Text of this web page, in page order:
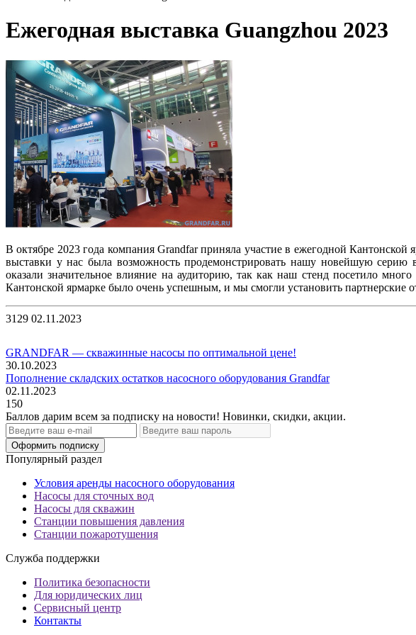
Ежегодная выставка Guangzhou 2023
В октябре 2023 года компания Grandfar приняла участие в ежегодной
выставки у нас была возможность продемонстрировать нашу новейшую
оказали значительное влияние на аудиторию, так как наш стенд посетило
Кантонской ярмарке было очень успешным, и мы смогли установить
3129 02.11.2023
GRANDFAR — скважинные насосы по оптимальной цене!
30.10.2023
Пополнение складских остатков насосного оборудования Grandfar
02.11.2023
150
Баллов дарим всем за подписку на новости! Новинки, скидки, акции.
Оформить подписку
Популярный раздел
Условия аренды насосного оборудования
Насосы для сточных вод
Насосы для скважин
Станции повышения давления
Станции пожаротушения
Служба поддержки
Политика безопасности
Для юридических лиц
Сервисный центр
Контакты